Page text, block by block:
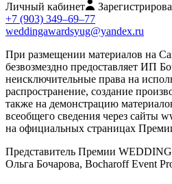
Личный кабинет
+7 (903) 349–69–77
weddingawardsyug@yandex.ru
При размещении материалов на
безвозмездно предоставляет ИП
неисключительные права на
распространение, создание
также на демонстрацию
всеобщего сведения через сайты
на официальных страницах
Представитель Премии
Ольга Бочарова, Bocharoff Event